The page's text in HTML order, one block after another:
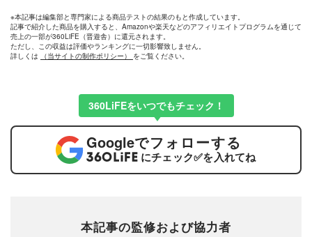
※本記事は編集部と専門家による商品テストの結果のもと作成しています。
記事で紹介した商品を購入すると、Amazonや楽天などのアフィリエイトプログラムを通じて
売上の一部が360LiFE（晋遊舎）に還元されます。
ただし、この収益は評価やランキングに一切影響致しません。
詳しくは
（当サイトの制作ポリシー） をご覧ください。
360LiFEをいつでもチェック！
Googleでフォローする
にチェック✅を入れてね
本記事の監修および協力者